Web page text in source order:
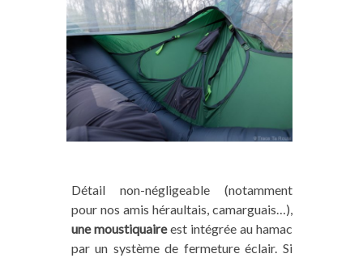
Détail non-négligeable (notamment
pour nos amis héraultais, camarguais…),
une moustiquaireest intégrée au hamac
par un système de fermeture éclair. Si